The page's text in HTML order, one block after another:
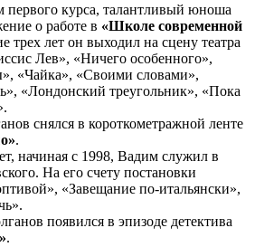
первого курса, талантливый юноша
о работе в «Школе современной
трех лет он выходил на сцену театра
Лев», «Ничего особенного»,
«Чайка», «Своими словами»,
«Лондонский треугольник», «Пока
снялся в короткометражной ленте
.
начиная с 1998, Вадим служил в
На его счету постановки
«Завещание по-итальянски»,
появился в эпизоде детектива
.